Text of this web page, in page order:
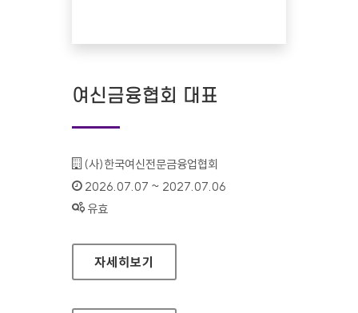
여신금융협회 대표
기관명 :
(사)한국여신전문금융업협회
인증기간 :
2026.07.07 ~ 2027.07.06
상태 :
유효
여신금융협회 대표
자세히보기